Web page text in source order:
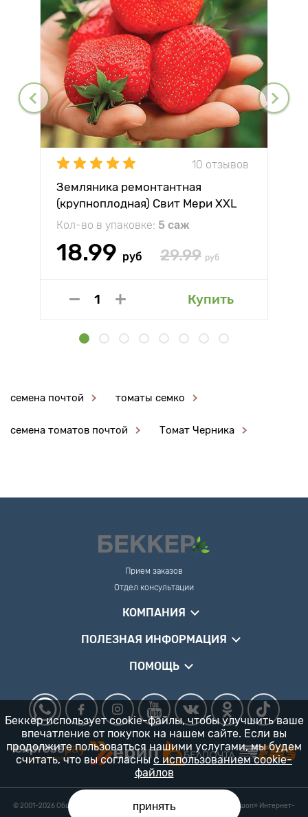
10 отзывов
Земляника ремонтантная
(крупноплодная) Свит Мери XXL
Кол-во в упаковке: 5 саж
18.99 руб 29.99 руб
Купить
семена почтой томаты семко
семена томатов почтой Томат Черника
Прием заказов
Отдел консультации
КОМПАНИЯ
ПОЛЕЗНАЯ ИНФОРМАЦИЯ
ПОМОЩЬ
© 2001-2026 Общество с ограниченной ответственностью «Гарденшоп» Интернет-
магазин «БЕККЕР™» 24/7
Беккер использует cookie-файлы, чтобы улучшить ваше
впечатление от покупок на нашем сайте. Если вы
продолжите пользоваться нашими услугами, мы будем
считать, что вы согласны с использованием cookie-
файлов
принять